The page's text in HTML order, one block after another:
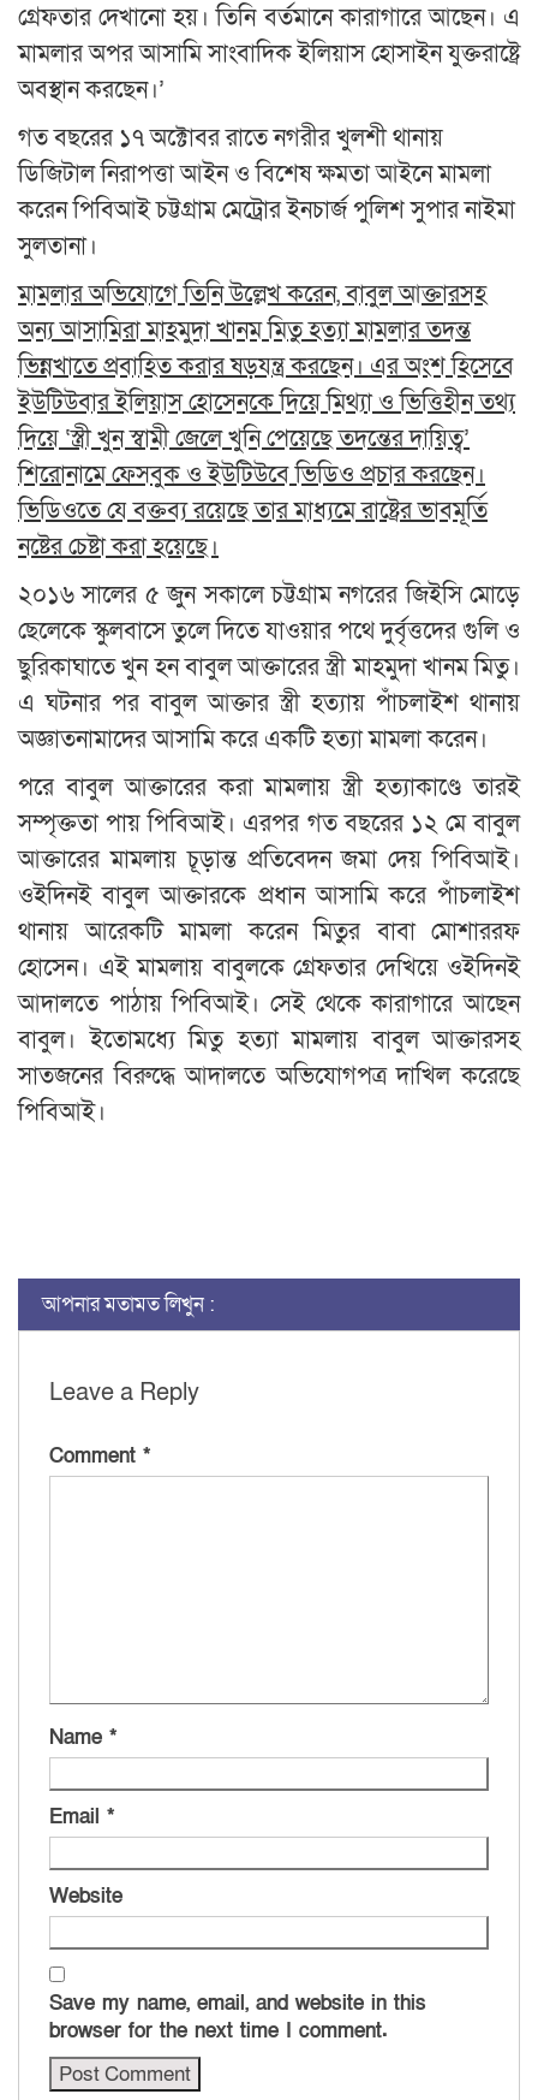
গ্রেফতার দেখানো হয়। তিনি বর্তমানে কারাগারে আছেন। এ
মামলার অপর আসামি সাংবাদিক ইলিয়াস হোসাইন যুক্তরাষ্ট্রে
অবস্থান করছেন।’
গত বছরের ১৭ অক্টোবর রাতে নগরীর খুলশী থানায়
ডিজিটাল নিরাপত্তা আইন ও বিশেষ ক্ষমতা আইনে মামলা
করেন পিবিআই চট্টগ্রাম মেট্রোর ইনচার্জ পুলিশ সুপার নাইমা
সুলতানা।
মামলার অভিযোগে তিনি উল্লেখ করেন, বাবুল আক্তারসহ
অন্য আসামিরা মাহমুদা খানম মিতু হত্যা মামলার তদন্ত
ভিন্নখাতে প্রবাহিত করার ষড়যন্ত্র করছেন। এর অংশ হিসেবে
ইউটিউবার ইলিয়াস হোসেনকে দিয়ে মিথ্যা ও ভিত্তিহীন তথ্য
দিয়ে ‘স্ত্রী খুন স্বামী জেলে খুনি পেয়েছে তদন্তের দায়িত্ব’
শিরোনামে ফেসবুক ও ইউটিউবে ভিডিও প্রচার করছেন।
ভিডিওতে যে বক্তব্য রয়েছে তার মাধ্যমে রাষ্ট্রের ভাবমূর্তি
নষ্টের চেষ্টা করা হয়েছে।
২০১৬ সালের ৫ জুন সকালে চট্টগ্রাম নগরের জিইসি মোড়ে
ছেলেকে স্কুলবাসে তুলে দিতে যাওয়ার পথে দুর্বৃত্তদের গুলি ও
ছুরিকাঘাতে খুন হন বাবুল আক্তারের স্ত্রী মাহমুদা খানম মিতু।
এ ঘটনার পর বাবুল আক্তার স্ত্রী হত্যায় পাঁচলাইশ থানায়
অজ্ঞাতনামাদের আসামি করে একটি হত্যা মামলা করেন।
পরে বাবুল আক্তারের করা মামলায় স্ত্রী হত্যাকাণ্ডে তারই
সম্পৃক্ততা পায় পিবিআই। এরপর গত বছরের ১২ মে বাবুল
আক্তারের মামলায় চূড়ান্ত প্রতিবেদন জমা দেয় পিবিআই।
ওইদিনই বাবুল আক্তারকে প্রধান আসামি করে পাঁচলাইশ
থানায় আরেকটি মামলা করেন মিতুর বাবা মোশাররফ
হোসেন। এই মামলায় বাবুলকে গ্রেফতার দেখিয়ে ওইদিনই
আদালতে পাঠায় পিবিআই। সেই থেকে কারাগারে আছেন
বাবুল। ইতোমধ্যে মিতু হত্যা মামলায় বাবুল আক্তারসহ
সাতজনের বিরুদ্ধে আদালতে অভিযোগপত্র দাখিল করেছে
পিবিআই।
আপনার মতামত লিখুন :
Leave a Reply
Comment *
Name *
Email *
Website
Save my name, email, and website in this
browser for the next time I comment.